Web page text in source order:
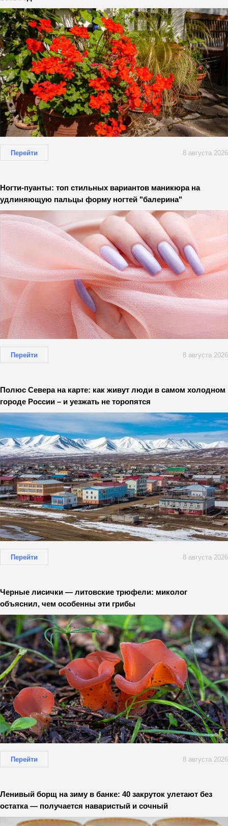
Перейти 8 августа 2026
Ногти-пуанты: топ стильных вариантов маникюра на
удлиняющую пальцы форму ногтей "балерина"
Перейти 8 августа 2026
Полюс Севера на карте: как живут люди в самом холодном
городе России – и уезжать не торопятся
Перейти 8 августа 2026
Черные лисички — литовские трюфели: миколог
объяснил, чем особенны эти грибы
Перейти 8 августа 2026
Ленивый борщ на зиму в банке: 40 закруток улетают без
остатка — получается наваристый и сочный